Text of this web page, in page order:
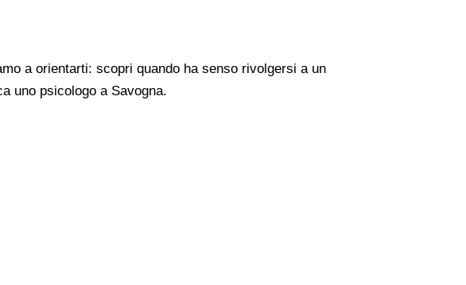
a orientarti: scopri quando ha senso rivolgersi a un
uno psicologo a Savogna.